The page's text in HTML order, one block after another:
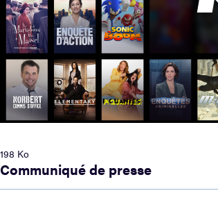
198 Ko
Communiqué de presse